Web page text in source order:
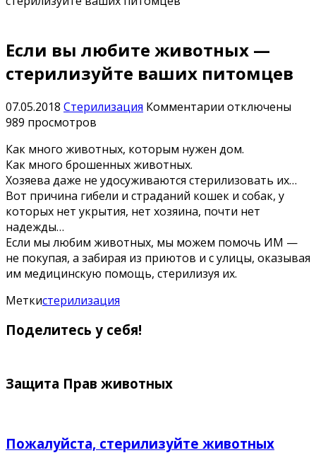
Если вы любите животных —
стерилизуйте ваших питомцев
07.05.2018 Стерилизация Комментарии к
вы
животных
—
стерилизуйте
питомцев
отключены
989 просмотров
Как много животных, которым нужен дом.
Как много брошенных животных.
Хозяева даже не удосуживаются стерилизовать их…
Вот причина гибели и страданий кошек и собак, у
которых нет укрытия, нет хозяина, почти нет
надежды…
Если мы любим животных, мы можем помочь ИМ —
не покупая, а забирая из приютов и с улицы, оказывая
им медицинскую помощь, стерилизуя их.
Меткистерилизация
Поделитесь у себя!
Защита Прав животных
Пожалуйста, стерилизуйте животных